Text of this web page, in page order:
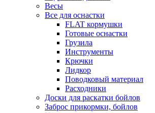
Весы
Все для оснастки
FLAT кормушки
Готовые оснастки
Грузила
Инструменты
Крючки
Лидкор
Поводковый материал
Расходники
Доски для раскатки бойлов
Заброс прикормки, бойлов